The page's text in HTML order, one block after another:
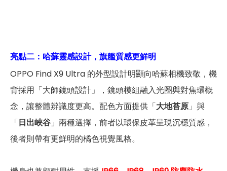
亮點二： 哈蘇靈感設計，旗艦質感更鮮明
OPPO Find X9 Ultra 的外型設計明顯向哈蘇相機致敬，機
背採用「大師鏡頭設計」，鏡頭模組融入光圈與對焦環概
念，讓整體辨識度更高。配色方面提供「大地苔原 」與
「日出峽谷 」兩種選擇，前者以環保皮革呈現沉穩質感，
後者則帶有更鮮明的橘色視覺風格。